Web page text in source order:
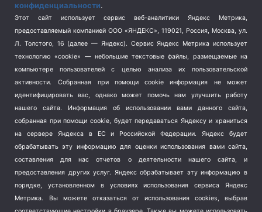
Спорт (740)
Терроризм (1)
Транспорт (262)
Туризм (178)
Флот (76)
Школа и спорт (2)
Экология (8)
Экономика (1172)
конфиденциальности.
Этот сайт использует сервис веб-аналитики Яндекс Метрика,
предоставляемый компанией ООО «ЯНДЕКС», 119021, Россия, Москва, ул.
Л. Толстого, 16 (далее — Яндекс). Сервис Яндекс Метрика использует
технологию «cookie» — небольшие текстовые файлы, размещаемые на
компьютере пользователей с целью анализа их пользовательской
активности.
Собранная при помощи cookie информация не может
идентифицировать вас, однако может помочь нам улучшить работу
нашего сайта. Информация об использовании вами данного сайта,
собранная при помощи cookie, будет передаваться Яндексу и храниться
на сервере Яндекса в ЕС и Российской Федерации. Яндекс будет
обрабатывать эту информацию для оценки использования вами сайта,
составления для нас отчетов о деятельности нашего сайта, и
предоставления других услуг. Яндекс обрабатывает эту информацию в
порядке, установленном в условиях использования сервиса Яндекс
Метрика.
Вы можете отказаться от использования cookies, выбрав